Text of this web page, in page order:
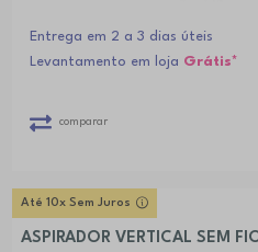
Entrega em 2 a 3 dias úteis
Levantamento em loja Grátis*
comparar
Até 10x Sem Juros
ASPIRADOR VERTICAL SEM